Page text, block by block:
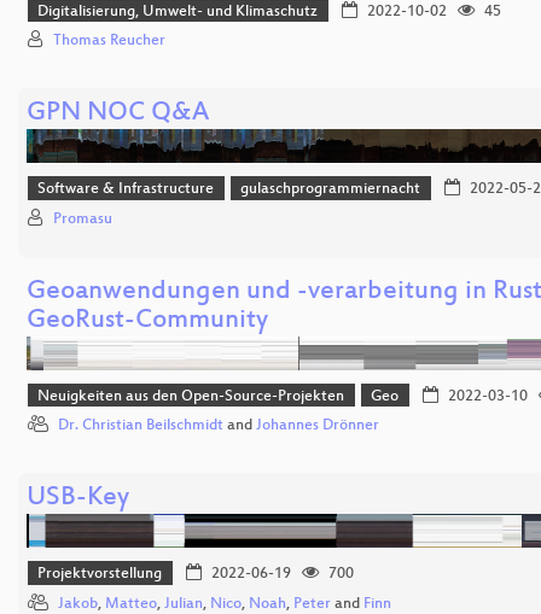
Digitalisierung, Umwelt- und Klimaschutz 2022-10-02
45
Thomas Reucher
GPN NOC Q&A
Software & Infrastructure gulaschprogrammiernacht
2022-05-
Promasu
Geoanwendungen und -verarbeitung in
GeoRust-Community
Neuigkeiten aus den Open-Source-Projekten Geo
2022-03-10
Dr. Christian Beilschmidt and Johannes Drönner
USB-Key
Projektvorstellung 2022-06-19
700
Jakob, Matteo, Julian, Nico, Noah, Peter and Finn